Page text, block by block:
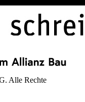
Alle Rechte